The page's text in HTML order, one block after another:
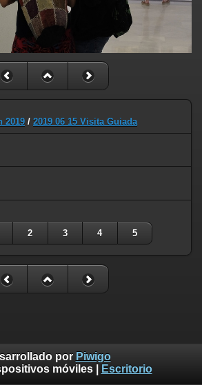
2019 / 2019 06 15 Visita Guiada
2 3 4 5
por Piwigo
móviles| Escritorio